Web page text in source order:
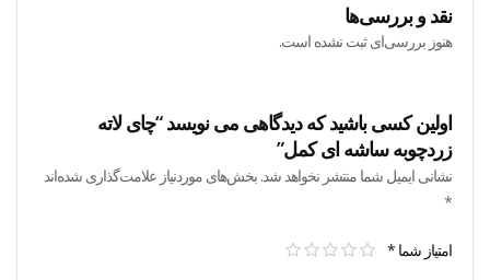
نقد و بررسی‌ها
هنوز بررسی‌ای ثبت نشده است.
اولین کسی باشید که دیدگاهی می نویسد “چای لاته
زردچوبه ساشه ای کمل”
نشانی ایمیل شما منتشر نخواهد شد. بخش‌های موردنیاز علامت‌گذاری شده‌اند
*
امتیاز شما *